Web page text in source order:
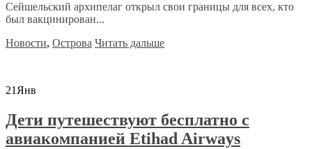
Сейшельский архипелаг открыл свои границы для всех, кто
был вакцинирован...
Новости, Острова Читать дальше
21Янв
Дети путешествуют бесплатно с
авиакомпанией Etihad Airways